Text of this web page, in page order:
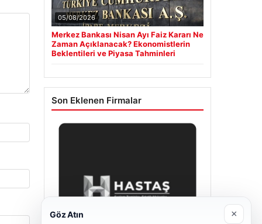
05/08/2026
Merkez Bankası Nisan Ayı Faiz Kararı Ne
Zaman Açıklanacak? Ekonomistlerin
Beklentileri ve Piyasa Tahminleri
Son Eklenen Firmalar
Göz Atın ×